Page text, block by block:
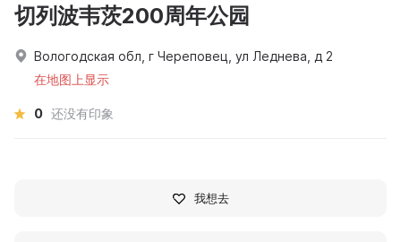
切列波韦茨200周年公园
Вологодская обл, г Череповец, ул Леднева, д 2
在地图上显示
0 还没有印象
我想去